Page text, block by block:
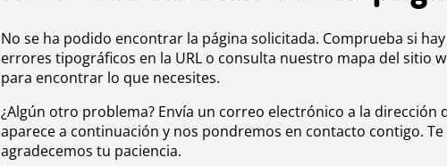
No se ha podido encontrar la página solicitada. Comprueba si hay
errores tipográficos en la URL o consulta nuestro mapa del sitio
para encontrar lo que necesites.
¿Algún otro problema? Envía un correo electrónico a la dirección
aparece a continuación y nos pondremos en contacto contigo. Te
agradecemos tu paciencia.